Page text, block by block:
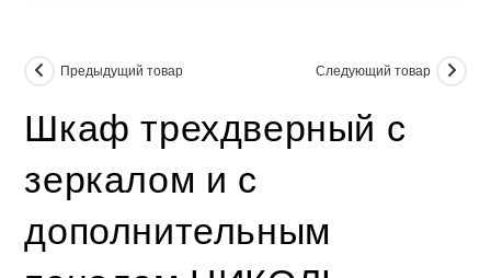
Предыдущий товар Следующий товар
Шкаф трехдверный с
зеркалом и с
дополнительным